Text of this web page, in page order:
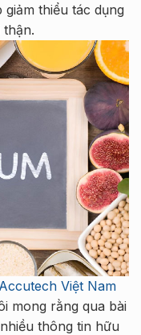
thiểu tác dụng
Accutech Việt Nam
mong rằng qua bài
thông tin hữu